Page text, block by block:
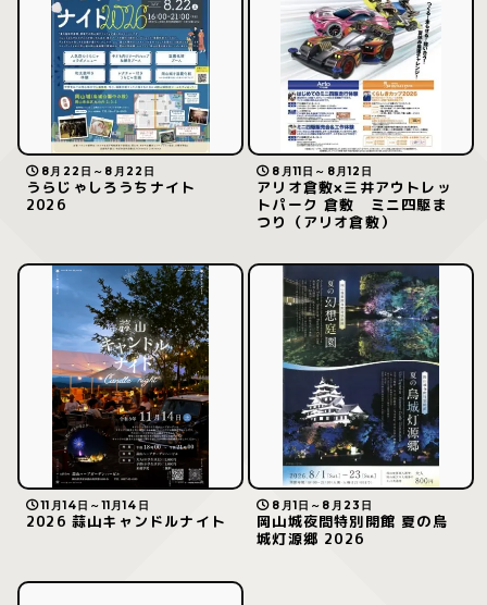
8月22日～8月22日
うらじゃしろうちナイト
2026
8月11日～8月12日
アリオ倉敷×三井アウトレッ
トパーク 倉敷 ミニ四駆ま
つり（アリオ倉敷）
11月14日～11月14日
2026 蒜山キャンドルナイト
8月1日～8月23日
岡山城夜間特別開館 夏の烏
城灯源郷 2026